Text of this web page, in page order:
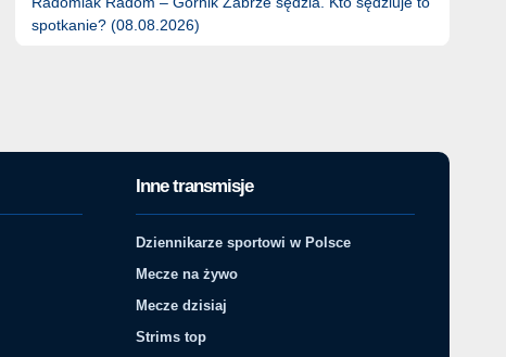
spotkanie? (08.08.2026)
Inne transmisje
Dziennikarze sportowi w Polsce
Mecze na żywo
Mecze dzisiaj
Strims top